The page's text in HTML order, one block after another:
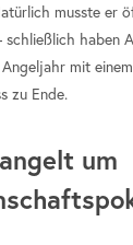
musste er
schließlich haben
mit
zu Ende.
um